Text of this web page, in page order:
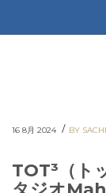
16 8月 2024 / BY
TOT³（ト